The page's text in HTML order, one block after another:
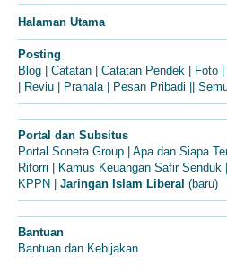
Halaman Utama
Posting
Blog | Catatan | Catatan Pendek | Foto |
| Reviu | Pranala | Pesan Pribadi ||
Portal dan Subsitus
Portal Soneta Group | Apa dan Siapa
Riforri | Kamus Keuangan Safir Senduk |
KPPN | Jaringan Islam Liberal (baru)
Bantuan
Bantuan dan Kebijakan